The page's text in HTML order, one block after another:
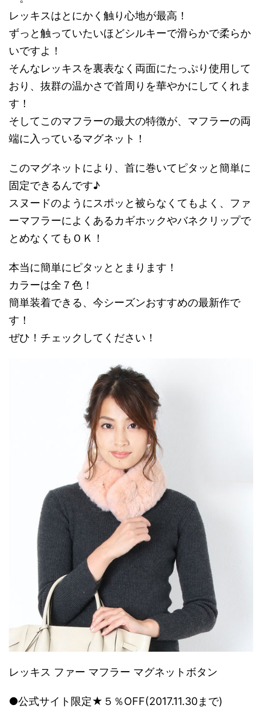
レッキスはとにかく触り心地が最高！
ずっと触っていたいほどシルキーで滑らかで柔らか
いですよ！
そんなレッキスを裏表なく両面にたっぷり使用して
おり、抜群の温かさで首周りを華やかにしてくれま
す！
そしてこのマフラーの最大の特徴が、マフラーの両
端に入っているマグネット！
このマグネットにより、首に巻いてピタッと簡単に
固定できるんです♪
スヌードのようにスポッと被らなくてもよく、ファ
ーマフラーによくあるカギホックやバネクリップで
とめなくてもＯＫ！
本当に簡単にピタッととまります！
カラーは全７色！
簡単装着できる、今シーズンおすすめの最新作で
す！
ぜひ！チェックしてください！
レッキス ファー マフラー マグネットボタン
●公式サイト限定★５％OFF(2017.11.30まで)